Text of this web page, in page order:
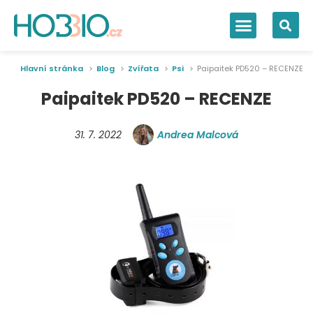
Hlavní stránka Blog Zvířata Psi Paipaitek PD520 – RECENZE
Paipaitek PD520 – RECENZE
31. 7. 2022 Andrea Malcová